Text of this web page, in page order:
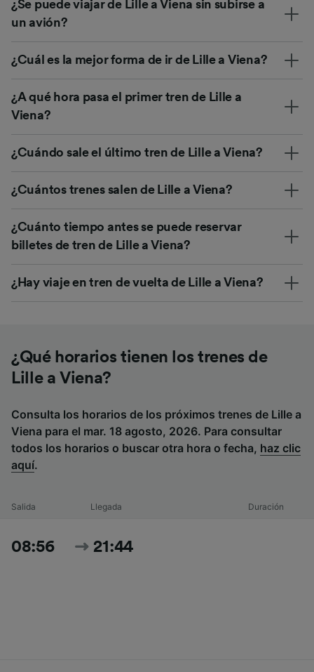
¿Se puede viajar de Lille a Viena sin subirse a
un avión?
¿Cuál es la mejor forma de ir de Lille a Viena?
¿A qué hora pasa el primer tren de Lille a
Viena?
¿Cuándo sale el último tren de Lille a Viena?
¿Cuántos trenes salen de Lille a Viena?
¿Cuánto tiempo antes se puede reservar
billetes de tren de Lille a Viena?
¿Hay viaje en tren de vuelta de Lille a Viena?
¿Qué horarios tienen los trenes de
Lille a Viena?
Consulta los horarios de los próximos trenes de Lille a
Viena para el mar. 18 agosto, 2026. Para consultar
todos los horarios o buscar otra hora o fecha, haz clic
aquí.
Salida Llegada Duración
08:56 21:44